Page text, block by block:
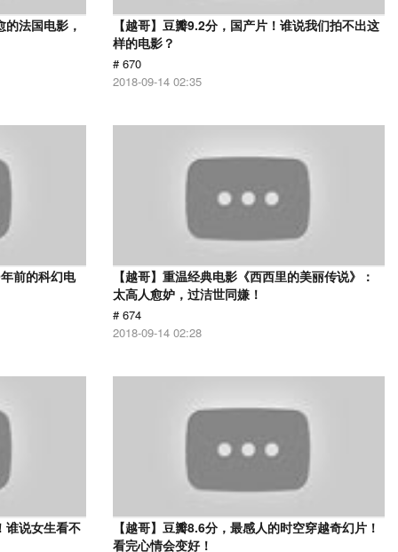
法国电影，
【越哥】豆瓣9.2分，国产片！谁说我们拍不出这
样的电影？
# 670
2018-09-14 02:35
前的科幻电
【越哥】重温经典电影《西西里的美丽传说》：
太高人愈妒，过洁世同嫌！
# 674
2018-09-14 02:28
谁说女生看不
【越哥】豆瓣8.6分，最感人的时空穿越奇幻片！
看完心情会变好！